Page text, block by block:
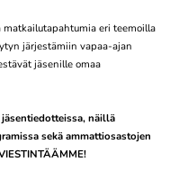
eri teemoilla
järjestämiin vapaa-ajan
jäsenille omaa
näillä
sekä ammattiosastojen